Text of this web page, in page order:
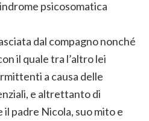
psicosomatica
dal compagno nonché
il quale tra l’altro lei
a causa delle
e altrettanto di
padre Nicola, suo mito e